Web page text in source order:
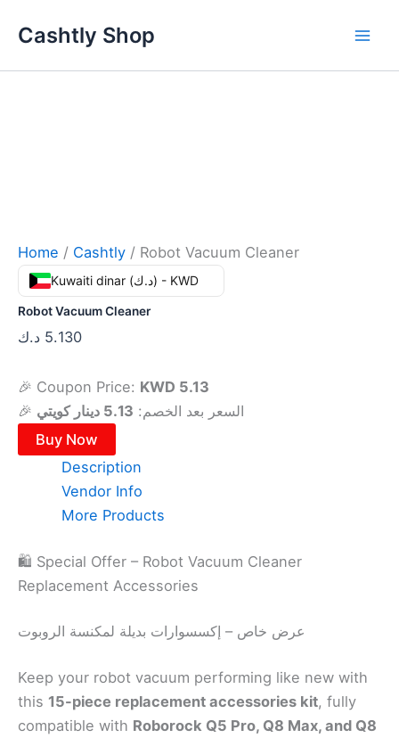
Cashtly Shop
Home / Cashtly / Robot Vacuum Cleaner
Kuwaiti dinar (د.ك) - KWD
Robot Vacuum Cleaner
5.130 د.ك
🎉 Coupon Price: KWD 5.13
🎉 السعر بعد الخصم: 5.13 دينار كويتي
Buy Now
Description
Vendor Info
More Products
🛍️ Special Offer – Robot Vacuum Cleaner
Replacement Accessories
عرض خاص – إكسسوارات بديلة لمكنسة الروبوت
Keep your robot vacuum performing like new with
this 15-piece replacement accessories kit, fully
compatible with Roborock Q5 Pro, Q8 Max, and Q8